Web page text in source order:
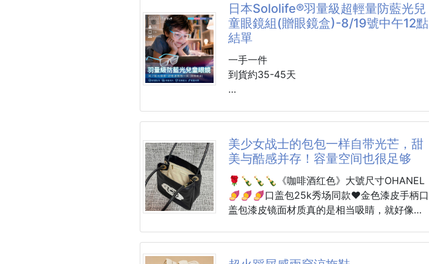
會晃到眼睛，半夜起夜照路也不會吵醒家人；
更厲害的是多場景適配 + 隱藏妙用 + 性價比拉
滿：夜歸時拿它當 “安全燈”，獨居女孩走夜路
更安心；出差住酒店，用它當床頭小夜燈，不
用摸黑找開關
兩根支架可活動可隨意調整角度
耐高溫、不變形、堅固耐用
市面上各式電腦、電視螢幕都可使用
不易變形、使用壽命更長
材質：ABS
日本Sololife®羽量級超輕量防藍光兒
童眼鏡組(贈眼鏡盒)-8/19號中午12點
結單
一手一件
到貨約35-45天
#今年兒童眼鏡我最想推薦的就是它 #一戴就知
道差在哪裡
今年家長圈討論度最高的，就是這一副護眼眼
不是只有防藍光厲害，真正厲害的是戴起來真
美少女战士的包包一样自带光芒，甜
美与酷感并存！容量空间也很足够
🌹🍾️🍾️🍾️《咖啡酒红色》大號尺寸OHANEL
🍠🍠🍠口盖包25k秀场同款❤️金色漆皮手柄口
盖包漆皮镜面材质真的是相当吸睛，就好像美